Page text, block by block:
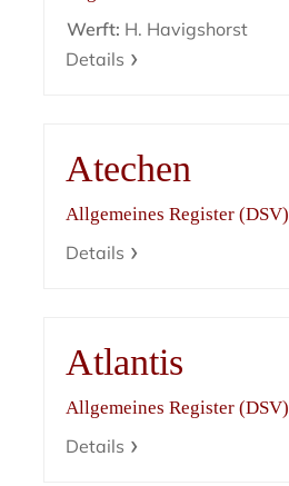
Werft: H. Havigshorst
Details
Atechen
Allgemeines Register (DSV)
Details
Atlantis
Allgemeines Register (DSV)
Details